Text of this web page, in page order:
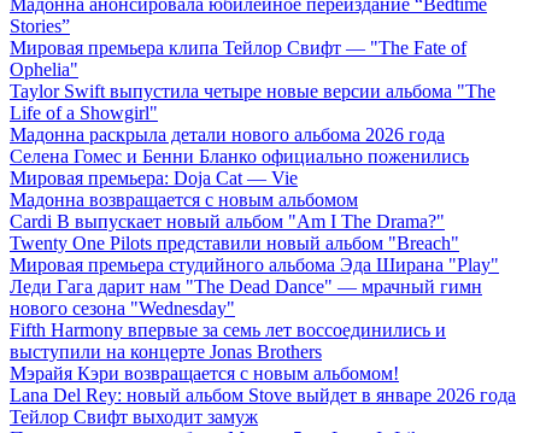
Мадонна анонсировала юбилейное переиздание “Bedtime
Stories”
Мировая премьера клипа Тейлор Свифт — "The Fate of
Ophelia"
Taylor Swift выпустила четыре новые версии альбома "The
Life of a Showgirl"
Мадонна раскрыла детали нового альбома 2026 года
Селена Гомес и Бенни Бланко официально поженились
Мировая премьера: Doja Cat — Vie
Мадонна возвращается с новым альбомом
Cardi B выпускает новый альбом "Am I The Drama?"
Twenty One Pilots представили новый альбом "Breach"
Мировая премьера студийного альбома Эда Ширана "Play"
Леди Гага дарит нам "The Dead Dance" — мрачный гимн
нового сезона "Wednesday"
Fifth Harmony впервые за семь лет воссоединились и
выступили на концерте Jonas Brothers
Мэрайя Кэри возвращается с новым альбомом!
Lana Del Rey: новый альбом Stove выйдет в январе 2026 года
Тейлор Свифт выходит замуж